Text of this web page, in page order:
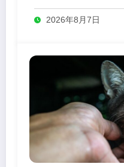
2026年8月7日